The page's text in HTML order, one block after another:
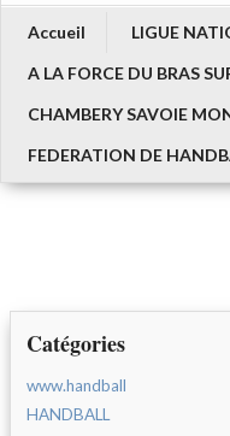
Accueil
LIGUE
A LA FORCE DU BRAS
CHAMBERY SAVOIE
FEDERATION DE
Catégories
www.handball
HANDBALL